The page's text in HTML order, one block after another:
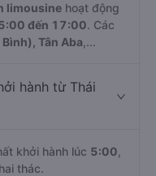
limousine hoạt động
đến 17:00. Các
Tân Aba ,...
hành từ Thái
khởi hành lúc 5:00
thác.